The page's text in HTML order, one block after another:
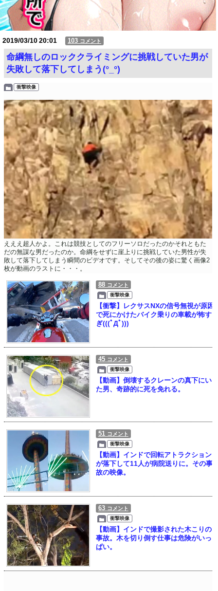
2019/03/1020:01 103 コメント
命綱無しのロッククライミングに挑戦していた男が
失敗して落下してしまう(°_°)
衝撃映像
えええ超人かよ。これは競技としてのフリーソロだったのかそれともた
だの無謀な男だったのか。命綱をせずに崖上りに挑戦していた男性が失
敗して落下してしまう瞬間のビデオです。そしてその後の姿に驚く画像2
枚が動画のラストに・・・。
88 コメント
衝撃映像
【衝撃】レクサスNXの信号無視が原因
で死にかけたバイク乗りの車載が怖す
ぎ(((ﾟДﾟ)))
45 コメント
衝撃映像
【動画】倒壊するクレーンの真下にい
た男、奇跡的に死を免れる。
51 コメント
衝撃映像
【動画】インドで回転アトラクション
が落下して11人が病院送りに。その事
故の映像。
63 コメント
衝撃映像
【動画】インドで撮影された木こりの
事故。木を切り倒す仕事は危険がいっ
ぱい。